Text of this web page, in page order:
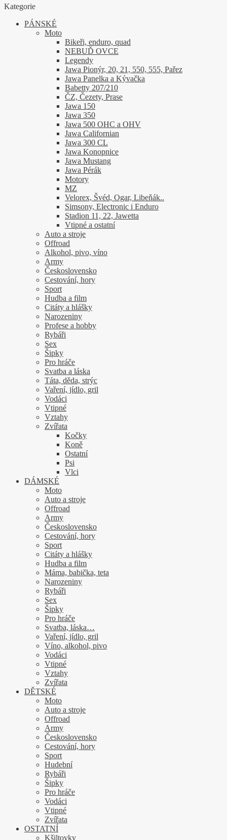
produktu
Kategorie
PÁNSKÉ
Moto
Bikeři, enduro, quad
NEBUĎ OVCE
Legendy
Jawa Pionýr, 20, 21, 550, 555, Pařez
Jawa Panelka a Kývačka
Babetty 207/210
ČZ, Čezety, Prase
Jawa 150
Jawa 350
Jawa 500 OHC a OHV
Jawa Californian
Jawa 300 CL
Jawa Konopnice
Jawa Mustang
Jawa Pérák
Motory
MZ
Velorex, Švéd, Ogar, Libeňák..
Simsony, Electronic i Enduro
Stadion 11, 22, Jawetta
Vtipné a ostatní
Auto a stroje
Offroad
Alkohol, pivo, víno
Army
Československo
Cestování, hory
Sport
Hudba a film
Citáty a hlášky
Narozeniny
Profese a hobby
Rybáři
Sex
Šipky
Pro hráče
Svatba a láska
Táta, děda, strýc
Vaření, jídlo, gril
Vodáci
Vtipné
Vztahy
Zvířata
Kočky
Koně
Ostatní
Psi
Vlci
DÁMSKÉ
Moto
Auto a stroje
Offroad
Army
Československo
Cestování, hory
Sport
Citáty a hlášky
Hudba a film
Máma, babička, teta
Narozeniny
Rybáři
Sex
Šipky
Pro hráče
Svatba, láska…
Vaření, jídlo, gril
Víno, alkohol, pivo
Vodáci
Vtipné
Vztahy
Zvířata
DĚTSKÉ
Moto
Auto a stroje
Offroad
Army
Československo
Cestování, hory
Sport
Hudební
Rybáři
Šipky
Pro hráče
Vodáci
Vtipné
Zvířata
OSTATNÍ
Kšiltovky